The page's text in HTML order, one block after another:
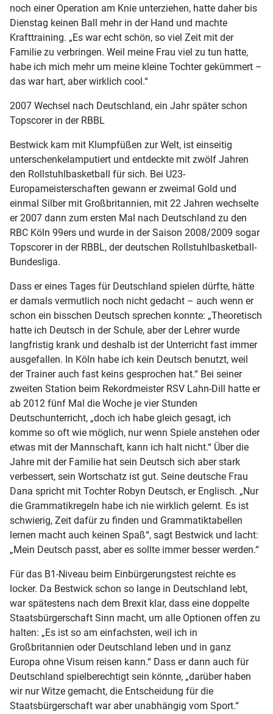
noch einer Operation am Knie unterziehen, hatte daher bis
Dienstag keinen Ball mehr in der Hand und machte
Krafttraining. „Es war echt schön, so viel Zeit mit der
Familie zu verbringen. Weil meine Frau viel zu tun hatte,
habe ich mich mehr um meine kleine Tochter gekümmert –
das war hart, aber wirklich cool.“
2007 Wechsel nach Deutschland, ein Jahr später schon
Topscorer in der RBBL
Bestwick kam mit Klumpfüßen zur Welt, ist einseitig
unterschenkelamputiert und entdeckte mit zwölf Jahren
den Rollstuhlbasketball für sich. Bei U23-
Europameisterschaften gewann er zweimal Gold und
einmal Silber mit Großbritannien, mit 22 Jahren wechselte
er 2007 dann zum ersten Mal nach Deutschland zu den
RBC Köln 99ers und wurde in der Saison 2008/2009 sogar
Topscorer in der RBBL, der deutschen Rollstuhlbasketball-
Bundesliga.
Dass er eines Tages für Deutschland spielen dürfte, hätte
er damals vermutlich noch nicht gedacht – auch wenn er
schon ein bisschen Deutsch sprechen konnte: „Theoretisch
hatte ich Deutsch in der Schule, aber der Lehrer wurde
langfristig krank und deshalb ist der Unterricht fast immer
ausgefallen. In Köln habe ich kein Deutsch benutzt, weil
der Trainer auch fast keins gesprochen hat.“ Bei seiner
zweiten Station beim Rekordmeister RSV Lahn-Dill hatte er
ab 2012 fünf Mal die Woche je vier Stunden
Deutschunterricht, „doch ich habe gleich gesagt, ich
komme so oft wie möglich, nur wenn Spiele anstehen oder
etwas mit der Mannschaft, kann ich halt nicht.“ Über die
Jahre mit der Familie hat sein Deutsch sich aber stark
verbessert, sein Wortschatz ist gut. Seine deutsche Frau
Dana spricht mit Tochter Robyn Deutsch, er Englisch. „Nur
die Grammatikregeln habe ich nie wirklich gelernt. Es ist
schwierig, Zeit dafür zu finden und Grammatiktabellen
lernen macht auch keinen Spaß“, sagt Bestwick und lacht:
„Mein Deutsch passt, aber es sollte immer besser werden.“
Für das B1-Niveau beim Einbürgerungstest reichte es
locker. Da Bestwick schon so lange in Deutschland lebt,
war spätestens nach dem Brexit klar, dass eine doppelte
Staatsbürgerschaft Sinn macht, um alle Optionen offen zu
halten: „Es ist so am einfachsten, weil ich in
Großbritannien oder Deutschland leben und in ganz
Europa ohne Visum reisen kann.“ Dass er dann auch für
Deutschland spielberechtigt sein könnte, „darüber haben
wir nur Witze gemacht, die Entscheidung für die
Staatsbürgerschaft war aber unabhängig vom Sport.“